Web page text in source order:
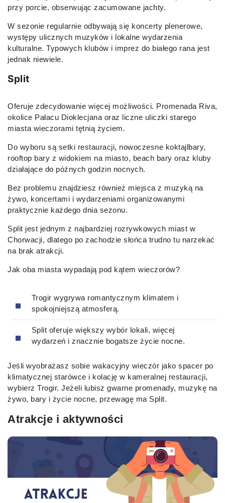
przy porcie, obserwując zacumowane jachty.
W sezonie regularnie odbywają się koncerty plenerowe,
występy ulicznych muzyków i lokalne wydarzenia
kulturalne. Typowych klubów i imprez do białego rana jest
jednak niewiele.
Split
Oferuje zdecydowanie więcej możliwości. Promenada Riva,
okolice Pałacu Dioklecjana oraz liczne uliczki starego
miasta wieczorami tętnią życiem.
Do wyboru są setki restauracji, nowoczesne koktajlbary,
rooftop bary z widokiem na miasto, beach bary oraz kluby
działające do późnych godzin nocnych.
Bez problemu znajdziesz również miejsca z muzyką na
żywo, koncertami i wydarzeniami organizowanymi
praktycznie każdego dnia sezonu.
Split jest jednym z najbardziej rozrywkowych miast w
Chorwacji, dlatego po zachodzie słońca trudno tu narzekać
na brak atrakcji.
Jak oba miasta wypadają pod kątem wieczorów?
Trogir wygrywa romantycznym klimatem i
spokojniejszą atmosferą.
Split oferuje większy wybór lokali, więcej
wydarzeń i znacznie bogatsze życie nocne.
Jeśli wyobrażasz sobie wakacyjny wieczór jako spacer po
klimatycznej starówce i kolację w kameralnej restauracji,
wybierz Trogir. Jeżeli lubisz gwarne promenady, muzykę na
żywo, bary i życie nocne, przewagę ma Split.
Atrakcje i aktywności